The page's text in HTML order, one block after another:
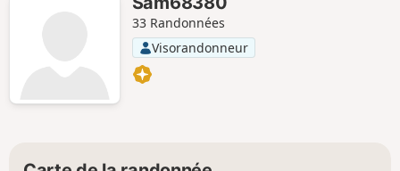
33 Randonnées
Visorandonneur